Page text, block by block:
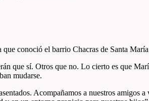
conoció el barrio Chacras de Santa
que sí. Otros que no. Lo cierto es que
mudarse.
Acompañamos a nuestros